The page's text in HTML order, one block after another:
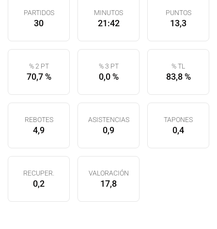
PARTIDOS
30
MINUTOS
21:42
PUNTOS
13,3
% 2 PT
70,7 %
% 3 PT
0,0 %
% TL
83,8 %
REBOTES
4,9
ASISTENCIAS
0,9
TAPONES
0,4
RECUPER.
0,2
VALORACIÓN
17,8